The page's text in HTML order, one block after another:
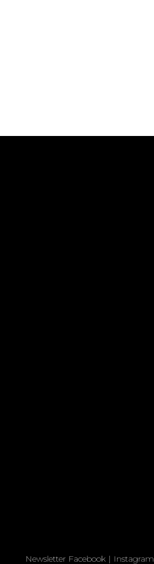
Newsletter Facebook| Instagram